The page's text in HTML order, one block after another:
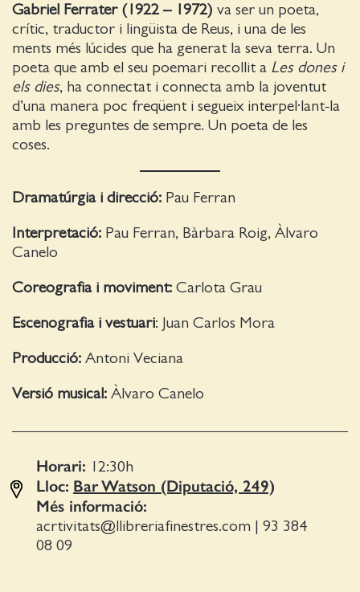
Gabriel Ferrater (1922 – 1972) va ser un poeta,
crític, traductor i lingüista de Reus, i una de les
ments més lúcides que ha generat la seva terra. Un
poeta que amb el seu poemari recollit a Les dones i
els dies, ha connectat i connecta amb la joventut
d’una manera poc freqüent i segueix interpel·lant-la
amb les preguntes de sempre. Un poeta de les
coses.
Dramatúrgia i direcció: Pau Ferran
Interpretació: Pau Ferran, Bàrbara Roig, Àlvaro
Canelo
Coreografia i moviment: Carlota Grau
Escenografia i vestuari: Juan Carlos Mora
Producció: Antoni Veciana
Versió musical: Àlvaro Canelo
Horari: 12:30h
Lloc: Bar Watson (Diputació, 249)
Més informació:
acrtivitats@llibreriafinestres.com | 93 384
08 09